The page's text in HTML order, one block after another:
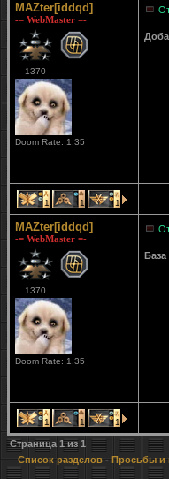
MAZter[iddqd]
-= WebMaster =-
1370
Doom Rate: 1.35
1 1 1
MAZter[iddqd]
-= WebMaster =-
1370
Doom Rate: 1.35
1 1 1
Страница 1из 1
Список разделов - Просьбы и